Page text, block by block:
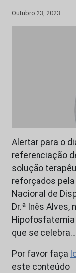
Outubro 23, 2023
Alertar para o
referenciação
solução
reforçados
Nacional de
Dr.ª Inês Alves,
Hipofosfatemia
que se celebra…
Por favor faça
este conteúdo